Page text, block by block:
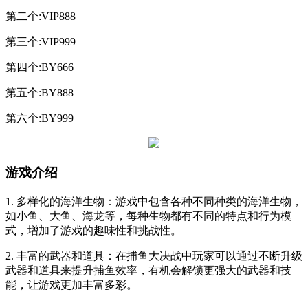
第二个:VIP888
第三个:VIP999
第四个:BY666
第五个:BY888
第六个:BY999
游戏介绍
1. 多样化的海洋生物：游戏中包含各种不同种类的海洋生物，
如小鱼、大鱼、海龙等，每种生物都有不同的特点和行为模
式，增加了游戏的趣味性和挑战性。
2. 丰富的武器和道具：在捕鱼大决战中玩家可以通过不断升级
武器和道具来提升捕鱼效率，有机会解锁更强大的武器和技
能，让游戏更加丰富多彩。